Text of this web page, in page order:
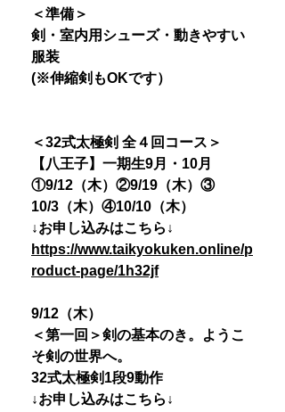
＜準備＞
剣・室内用シューズ・動きやすい
服装
(※伸縮剣もOKです）
＜32式太極剣 全４回コース＞
【八王子】一期生9月・10月
①9/12（木）②9/19（木）③
10/3（木）④10/10（木）
↓お申し込みはこちら↓
https://www.taikyokuken.online/p
roduct-page/1h32jf
9/12（木）
＜第一回＞剣の基本のき。ようこ
そ剣の世界へ。
32式太極剣1段9動作
↓お申し込みはこちら↓